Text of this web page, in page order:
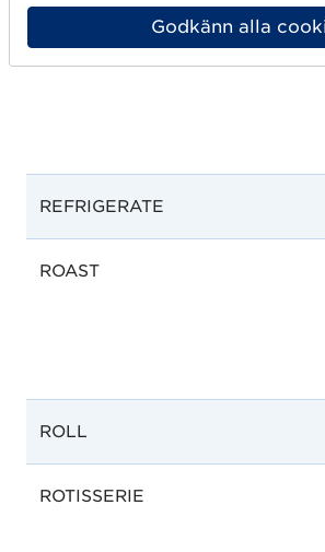
RECONSTITUTE
REFRIGERATE
ROAST
ROLL
ROTISSERIE
Godkänn alla